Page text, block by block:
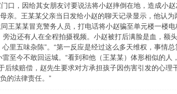
口，因给其女朋友讨要说法将小赵摔倒在地，造成小
亲。王某某父亲当日发给小赵的聊天记录显示，他认
王某某冒充警务人员，打电话将小赵骗至单元楼一
旁边还有人在全程拍摄视频。小赵被打后满脸是血，
里五味杂陈”。“第一反应是经过这么多天维权，事
至今不敢回运城。“看到和他（王某某）体形相似的
后续赔偿，赵先生要求对方承担孩子因伤害引发的心
的法律责任。”